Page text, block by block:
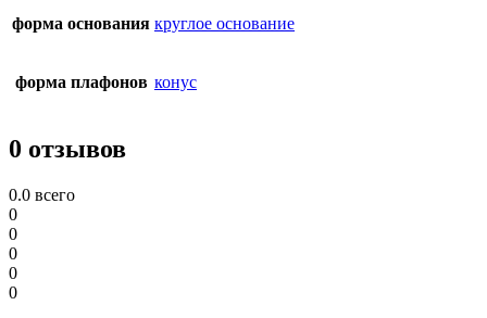
форма основания круглое основание
форма плафонов конус
0 отзывов
0.0 всего
0
0
0
0
0